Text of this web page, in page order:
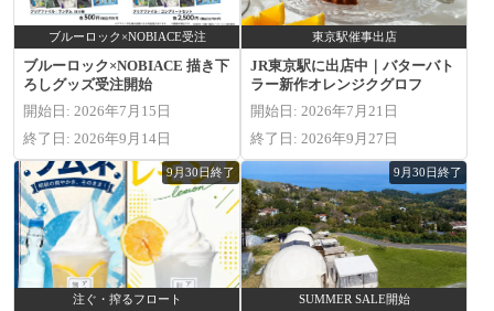
ブルーロック×NOBIACE受注
ブルーロック×NOBIACE 描き下
ろしグッズ受注開始
開始日: 2026年7月15日
終了日: 2026年9月14日
東京駅催事出店
JR東京駅に出店中｜バターバト
ラー新作オレンジクグロフ
開始日: 2026年7月21日
終了日: 2026年9月27日
9月30日終了
注ぐ・搾るフロート
9月30日終了
SUMMER SALE開始